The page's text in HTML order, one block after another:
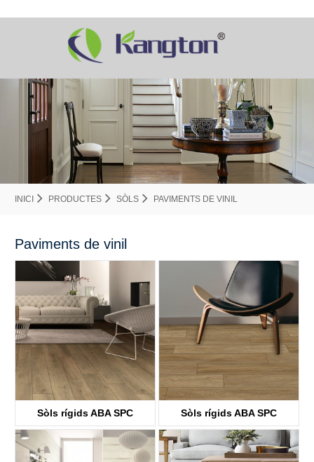
INICI PRODUCTES SÒLS PAVIMENTS DE VINIL
Paviments de vinil
Sòls rígids ABA SPC
KTV8033
Sòls rígids ABA SPC
KTV8034